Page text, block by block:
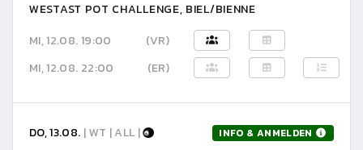
WESTAST POT CHALLENGE, BIEL/BIENNE
MI, 12.08. 19:00
(VR)
MI, 12.08. 22:00
(ER)
DO, 13.08. | WT | ALL | INFO & ANMELDEN